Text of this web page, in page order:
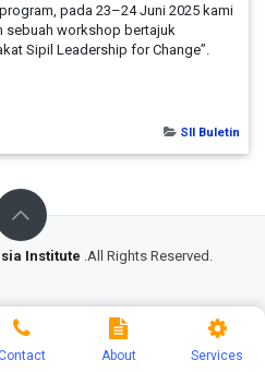
pada 23–24 Juni 2025 kami
sebuah workshop bertajuk
Sipil Leadership for Change”.
SII Buletin
Institute .All Rights Reserved.
& Conditions Sitemap
About Services